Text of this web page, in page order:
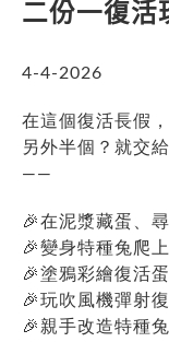
二份一復活
4-4-2026
在這個復活長假
另外半個？就交
——
🎉在泥漿藏蛋、
🎉變身特種兔爬
🎉塗鴉彩繪復活蛋
🎉玩吹風機彈射
🎉親手改造特種兔